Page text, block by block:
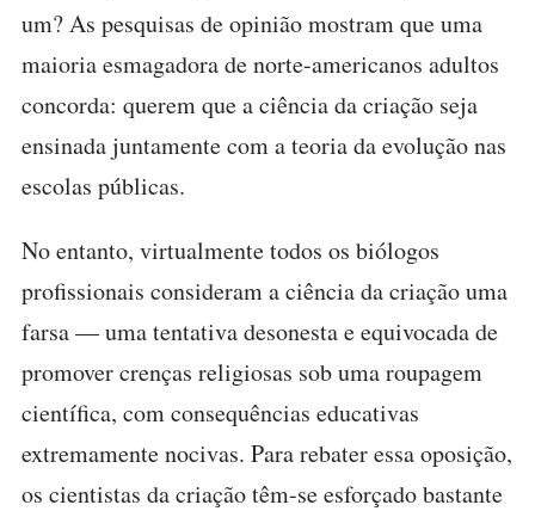
um? As pesquisas de opinião mostram que uma
maioria esmagadora de norte-americanos adultos
concorda: querem que a ciência da criação seja
ensinada juntamente com a teoria da evolução nas
escolas públicas.
No entanto, virtualmente todos os biólogos
profissionais consideram a ciência da criação uma
farsa — uma tentativa desonesta e equivocada de
promover crenças religiosas sob uma roupagem
científica, com consequências educativas
extremamente nocivas. Para rebater essa oposição,
os cientistas da criação têm-se esforçado bastante